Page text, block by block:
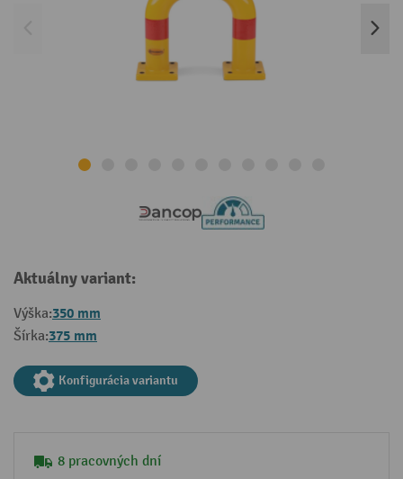
Aktuálny variant:
Výška:350 mm
Šírka:375 mm
Konfigurácia variantu
8 pracovných dní